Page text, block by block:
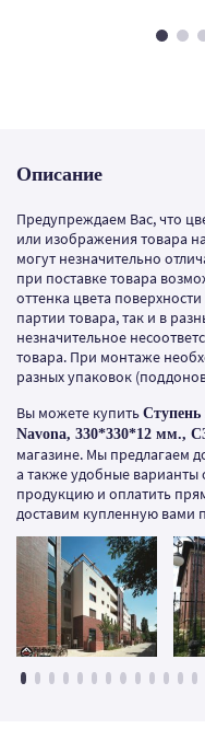
Описание
Предупреждаем Вас, что
или изображения товара
могут незначительно
при поставке товара
оттенка цвета
партии товара, так и в
незначительное
товара. При монтаже
разных упаковок
Вы можете купить Ступень
Navona, 330*330*12 мм.,
магазине. Мы предлагаем
а также удобные
продукцию и оплатить
доставим купленную вами